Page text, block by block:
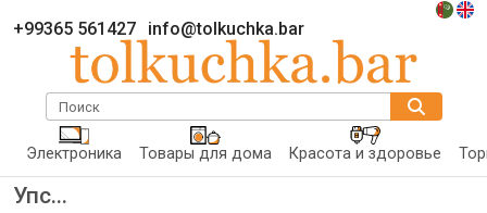
+99365 561427 info@tolkuchka.bar
Поиск
Электроника Товары для дома Красота и здоровье
Упс...